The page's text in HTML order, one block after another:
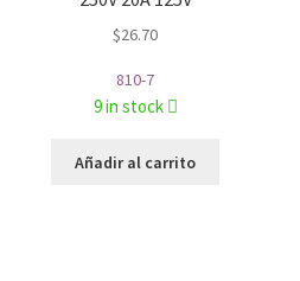
$26.70
810-7
9 in stock
Añadir al carrito